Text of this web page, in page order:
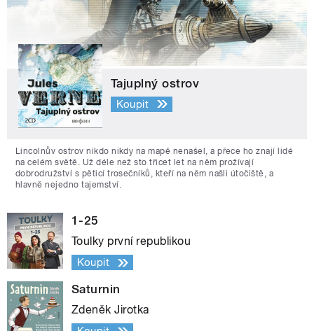
Tajuplný ostrov
Koupit
Lincolnův ostrov nikdo nikdy na mapě nenašel, a přece ho znají lidé
na celém světě. Už déle než sto třicet let na něm prožívají
dobrodružství s pěticí trosečníků, kteří na něm našli útočiště, a
hlavně nejedno tajemství.
1-25
Toulky první republikou
Koupit
Saturnin
Zdeněk Jirotka